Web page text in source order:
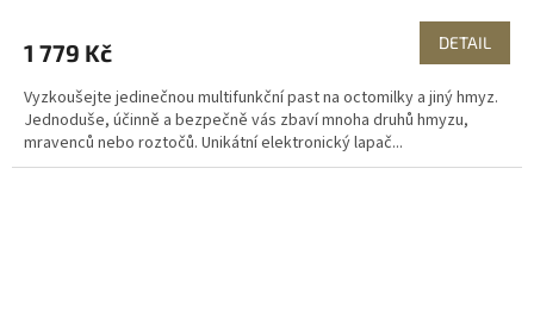
1 779 Kč DETAIL
Vyzkoušejte jedinečnou multifunkční past na octomilky a jiný hmyz.
Jednoduše, účinně a bezpečně vás zbaví mnoha druhů hmyzu,
mravenců nebo roztočů. Unikátní elektronický lapač...